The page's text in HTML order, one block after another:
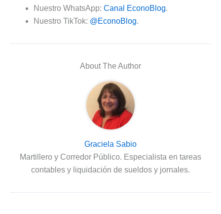
Nuestro WhatsApp: Canal EconoBlog.
Nuestro TikTok: @EconoBlog.
About The Author
Graciela Sabio
Martillero y Corredor Público. Especialista en tareas
contables y liquidación de sueldos y jornales.